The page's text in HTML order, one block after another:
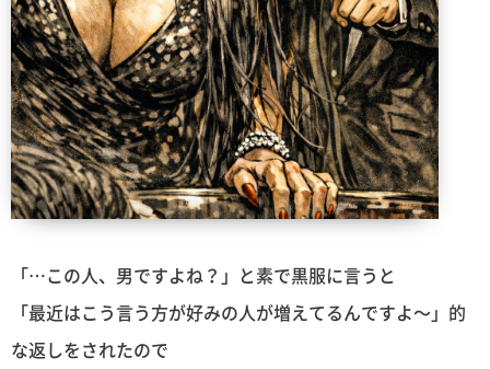
「…この人、男ですよね？」と素で黒服に言うと
「最近はこう言う方が好みの人が増えてるんですよ〜」的
な返しをされたので